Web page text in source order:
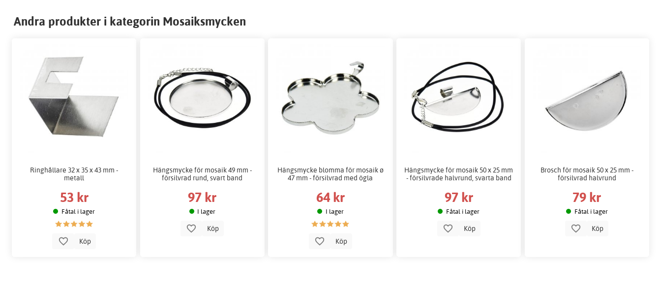
Andra produkter i kategorin Mosaiksmycken
Ringhållare 32 x 35 x 43 mm -
metall
53 kr
Fåtal i lager
Köp
Hängsmycke för mosaik 49 mm -
försilvrad rund, svart band
97 kr
I lager
Köp
Hängsmycke blomma för mosaik ø
47 mm - försilvrad med ögla
64 kr
I lager
Köp
Hängsmycke för mosaik 50 x 25 mm
- försilvrade halvrund, svarta band
97 kr
Fåtal i lager
Köp
Brosch för mosaik 50 x 25 mm -
försilvrad halvrund
79 kr
Fåtal i lager
Köp